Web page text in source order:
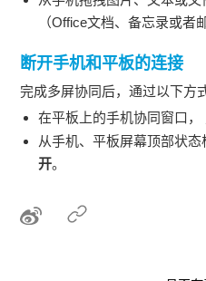
（Office文档、备忘录或者
断开手机和平板的连接
完成多屏协同后，通过以下方
在平板上的手机协同窗口，
从手机、平板屏幕顶部状
开。